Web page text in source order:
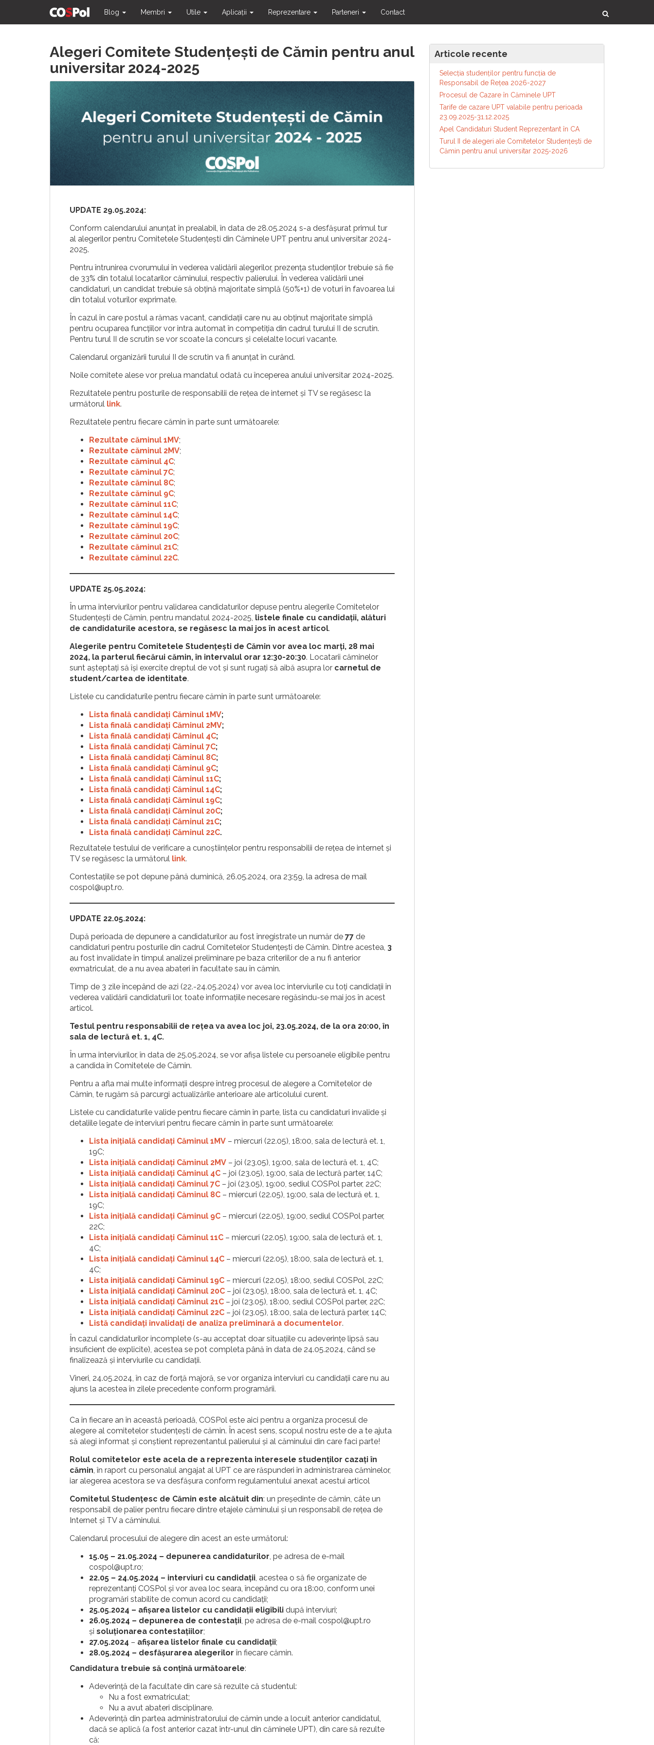
Blog Membri Utile Aplicații Reprezentare Parteneri Contact
Alegeri Comitete Studențești de Cămin pentru anul
universitar 2024-2025
UPDATE 29.05.2024:
Conform calendarului anunțat în prealabil, în data de 28.05.2024 s-a desfășurat primul tur
al alegerilor pentru Comitetele Studențești din Căminele UPT pentru anul universitar 2024-
2025.
Pentru întrunirea cvorumului în vederea validării alegerilor, prezența studenților trebuie să fie
de 33% din totalul locatarilor căminului, respectiv palierului. În vederea validării unei
candidaturi, un candidat trebuie să obțină majoritate simplă (50%+1) de voturi în favoarea lui
din totalul voturilor exprimate.
În cazul în care postul a rămas vacant, candidații care nu au obținut majoritate simplă
pentru ocuparea funcțiilor vor intra automat în competiția din cadrul turului II de scrutin.
Pentru turul II de scrutin se vor scoate la concurs și celelalte locuri vacante.
Calendarul organizării turului II de scrutin va fi anunțat în curând.
Noile comitete alese vor prelua mandatul odată cu începerea anului universitar 2024-2025.
Rezultatele pentru posturile de responsabilii de rețea de internet și TV se regăsesc la
următorul link.
Rezultatele pentru fiecare cămin în parte sunt următoarele:
Rezultate căminul 1MV;
Rezultate căminul 2MV;
Rezultate căminul 4C;
Rezultate căminul 7C;
Rezultate căminul 8C;
Rezultate căminul 9C;
Rezultate căminul 11C;
Rezultate căminul 14C;
Rezultate căminul 19C;
Rezultate căminul 20C;
Rezultate căminul 21C;
Rezultate căminul 22C.
UPDATE 25.05.2024:
În urma interviurilor pentru validarea candidaturilor depuse pentru alegerile Comitetelor
Studențești de Cămin, pentru mandatul 2024-2025, listele finale cu candidații, alături
de candidaturile acestora, se regăsesc la mai jos în acest articol.
Alegerile pentru Comitetele Studențești de Cămin vor avea loc marți, 28 mai
2024, la parterul fiecărui cămin, în intervalul orar 12:30-20:30. Locatarii căminelor
sunt așteptați să își exercite dreptul de vot și sunt rugați să aibă asupra lor carnetul de
student/cartea de identitate.
Listele cu candidaturile pentru fiecare cămin în parte sunt următoarele:
Lista finală candidați Căminul 1MV;
Lista finală candidați Căminul 2MV;
Lista finală candidați Căminul 4C;
Lista finală candidați Căminul 7C;
Lista finală candidați Căminul 8C;
Lista finală candidați Căminul 9C;
Lista finală candidați Căminul 11C;
Lista finală candidați Căminul 14C;
Lista finală candidați Căminul 19C;
Lista finală candidați Căminul 20C;
Lista finală candidați Căminul 21C;
Lista finală candidați Căminul 22C.
Rezultatele testului de verificare a cunoștiințelor pentru responsabilii de rețea de internet și
TV se regăsesc la următorul link.
Contestațiile se pot depune până duminică, 26.05.2024, ora 23:59, la adresa de mail
cospol@upt.ro.
UPDATE 22.05.2024:
După perioada de depunere a candidaturilor au fost înregistrate un număr de 77 de
candidaturi pentru posturile din cadrul Comitetelor Studențești de Cămin. Dintre acestea, 3
au fost invalidate în timpul analizei preliminare pe baza criteriilor de a nu fi anterior
exmatriculat, de a nu avea abateri în facultate sau în cămin.
Timp de 3 zile începând de azi (22.-24.05.2024) vor avea loc interviurile cu toți candidații în
vederea validării candidaturii lor, toate informațiile necesare regăsindu-se mai jos în acest
articol.
Testul pentru responsabilii de rețea va avea loc joi, 23.05.2024, de la ora 20:00, în
sala de lectură et. 1, 4C.
În urma interviurilor, în data de 25.05.2024, se vor afișa listele cu persoanele eligibile pentru
a candida în Comitetele de Cămin.
Pentru a afla mai multe informații despre întreg procesul de alegere a Comitetelor de
Cămin, te rugăm să parcurgi actualizările anterioare ale articolului curent.
Listele cu candidaturile valide pentru fiecare cămin în parte, lista cu candidaturi invalide și
detaliile legate de interviuri pentru fiecare cămin în parte sunt următoarele:
Lista inițială candidați Căminul 1MV – miercuri (22.05), 18:00, sala de lectură et. 1,
19C;
Lista inițială candidați Căminul 2MV – joi (23.05), 19:00, sala de lectură et. 1, 4C;
Lista inițială candidați Căminul 4C – joi (23.05), 19:00, sala de lectură parter, 14C;
Lista inițială candidați Căminul 7C – joi (23.05), 19:00, sediul COSPol parter, 22C;
Lista inițială candidați Căminul 8C – miercuri (22.05), 19:00, sala de lectură et. 1,
19C;
Lista inițială candidați Căminul 9C – miercuri (22.05), 19:00, sediul COSPol parter,
22C;
Lista inițială candidați Căminul 11C – miercuri (22.05), 19:00, sala de lectură et. 1,
4C;
Lista inițială candidați Căminul 14C – miercuri (22.05), 18:00, sala de lectură et. 1,
4C;
Lista inițială candidați Căminul 19C – miercuri (22.05), 18:00, sediul COSPol, 22C;
Lista inițială candidați Căminul 20C – joi (23.05), 18:00, sala de lectură et. 1, 4C;
Lista inițială candidați Căminul 21C – joi (23.05), 18:00, sediul COSPol parter, 22C;
Lista inițială candidați Căminul 22C – joi (23.05), 18:00, sala de lectură parter, 14C;
Listă candidați invalidați de analiza preliminară a documentelor.
În cazul candidaturilor incomplete (s-au acceptat doar situațiile cu adeverințe lipsă sau
insuficient de explicite), acestea se pot completa până în data de 24.05.2024, când se
finalizează și interviurile cu candidații.
Vineri, 24.05.2024, în caz de forță majoră, se vor organiza interviuri cu candidații care nu au
ajuns la acestea în zilele precedente conform programării.
Ca în fiecare an în această perioadă, COSPol este aici pentru a organiza procesul de
alegere al comitetelor studențești de cămin. În acest sens, scopul nostru este de a te ajuta
să alegi informat și conștient reprezentantul palierului și al căminului din care faci parte!
Rolul comitetelor este acela de a reprezenta interesele studenţilor cazaţi în
cămin, în raport cu personalul angajat al UPT ce are răspunderi în administrarea căminelor,
iar alegerea acestora se va desfășura conform regulamentului anexat acestui articol
Comitetul Studenţesc de Cămin este alcătuit din: un preşedinte de cămin, câte un
responsabil de palier pentru fiecare dintre etajele căminului şi un responsabil de reţea de
Internet şi TV a căminului.
Calendarul procesului de alegere din acest an este următorul:
15.05 – 21.05.2024 – depunerea candidaturilor, pe adresa de e-mail
cospol@upt.ro;
22.05 – 24.05.2024 – interviuri cu candidații, acestea o să fie organizate de
reprezentanți COSPol și vor avea loc seara, începând cu ora 18:00, conform unei
programări stabilite de comun acord cu candidații;
25.05.2024 – afișarea listelor cu candidații eligibili după interviuri;
26.05.2024 – depunerea de contestații, pe adresa de e-mail cospol@upt.ro
și soluționarea contestațiilor;
27.05.2024 – afișarea listelor finale cu candidații;
28.05.2024 – desfășurarea alegerilor în fiecare cămin.
Candidatura trebuie să conțină următoarele:
Adeverinţă de la facultate din care să rezulte că studentul:
Nu a fost exmatriculat;
Nu a avut abateri disciplinare.
Adeverinţă din partea administratorului de cămin unde a locuit anterior candidatul,
dacă se aplică (a fost anterior cazat într-unul din căminele UPT), din care să rezulte
că:
Articole recente
Selecția studenților pentru funcția de
Responsabil de Reţea 2026-2027
Procesul de Cazare în Căminele UPT
Tarife de cazare UPT valabile pentru perioada
23.09.2025-31.12.2025
Apel Candidaturi Student Reprezentant în CA
Turul II de alegeri ale Comitetelor Studențești de
Cămin pentru anul universitar 2025-2026